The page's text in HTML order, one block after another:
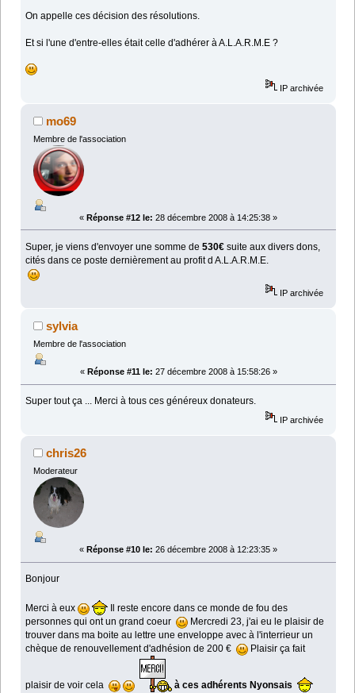
On appelle ces décision des résolutions.
Et si l'une d'entre-elles était celle d'adhérer à A.L.A.R.M.E ?
IP archivée
mo69
Membre de l'association
« Réponse #12 le: 28 décembre 2008 à 14:25:38 »
Super, je viens d'envoyer une somme de530€suite aux divers dons,
cités dans ce poste dernièrement au profit d A.L.A.R.M.E.
IP archivée
sylvia
Membre de l'association
« Réponse #11 le: 27 décembre 2008 à 15:58:26 »
Super tout ça ... Merci à tous ces généreux donateurs.
IP archivée
chris26
Moderateur
« Réponse #10 le: 26 décembre 2008 à 12:23:35 »
Bonjour
Merci à eux
Il reste encore dans ce monde de fou des
personnes qui ont un grand coeur
Mercredi 23, j'ai eu le plaisir de
trouver dans ma boite au lettre une enveloppe avec à l'interrieur un
chèque de renouvellement d'adhésion de 200 €
Plaisir ça fait
plaisir de voir cela à ces adhérents Nyonsais